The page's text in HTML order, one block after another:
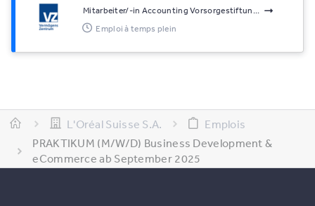
Mitarbeiter/-in Accounting Vorsorgestiftun...
Emploi à temps plein
L'Oréal Suisse S.A.
Emplois
PRAKTIKUM (M/W/D) Business Development &
eCommerce ab September 2025